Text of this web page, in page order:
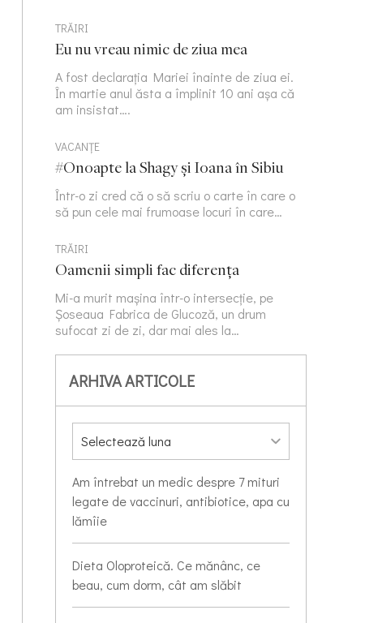
TRĂIRI
Eu nu vreau nimic de ziua mea
A fost declarația Mariei înainte de ziua ei.
În martie anul ăsta a împlinit 10 ani așa că
am insistat….
VACANȚE
#Onoapte la Shagy și Ioana în Sibiu
Într-o zi cred că o să scriu o carte în care o
să pun cele mai frumoase locuri în care…
TRĂIRI
Oamenii simpli fac diferența
Mi-a murit mașina într-o intersecție, pe
Șoseaua Fabrica de Glucoză, un drum
sufocat zi de zi, dar mai ales la…
ARHIVA ARTICOLE
Am întrebat un medic despre 7 mituri
legate de vaccinuri, antibiotice, apa cu
lămîie
Dieta Oloproteică. Ce mănânc, ce
beau, cum dorm, cât am slăbit